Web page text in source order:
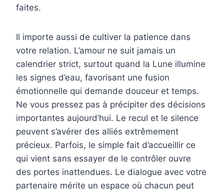
faites.
Il importe aussi de cultiver la patience dans
votre relation. L’amour ne suit jamais un
calendrier strict, surtout quand la Lune illumine
les signes d’eau, favorisant une fusion
émotionnelle qui demande douceur et temps.
Ne vous pressez pas à précipiter des décisions
importantes aujourd’hui. Le recul et le silence
peuvent s’avérer des alliés extrêmement
précieux. Parfois, le simple fait d’accueillir ce
qui vient sans essayer de le contrôler ouvre
des portes inattendues. Le dialogue avec votre
partenaire mérite un espace où chacun peut